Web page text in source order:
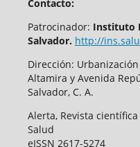
Contacto:
Patrocinador: Instituto
Salvador. http://
Dirección:
Altamira y Avenida
Salvador, C. A.
Alerta, Revista
Salud
eISSN 2617-5274